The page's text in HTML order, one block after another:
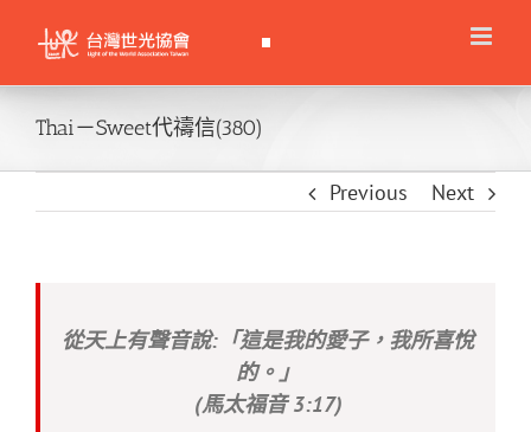
content
Thai－Sweet代禱信(380)
Previous Next
從天上有聲音說:「這是我的愛子，我所喜悅
的。」
(馬太福音 3:17)